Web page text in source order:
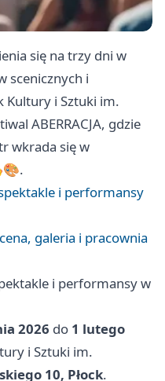
się na trzy dni w
scenicznych i
Kultury i Sztuki im.
ABERRACJA, gdzie
wkrada się w
spektakle i performansy
galeria i pracownia
i performansy w
2026 do 1 lutego
i Sztuki im.
10, Płock.